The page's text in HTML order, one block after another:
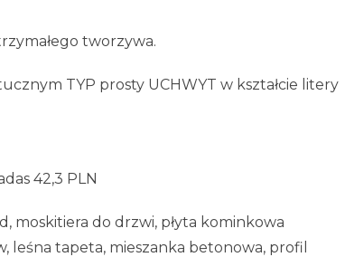
tworzywa.
TYP prosty UCHWYT w kształcie litery
42,3 PLN
moskitiera do drzwi, płyta kominkowa
leśna tapeta, mieszanka betonowa, profil